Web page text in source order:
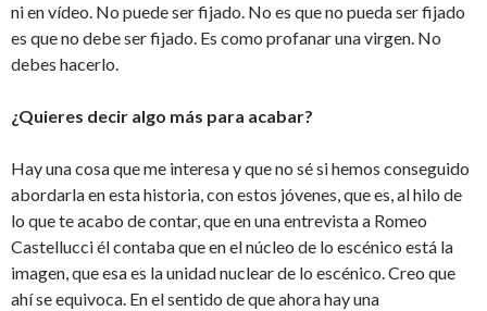
ni en vídeo. No puede ser fijado. No es que no pueda ser fijado
es que no debe ser fijado. Es como profanar una virgen. No
debes hacerlo.
¿Quieres decir algo más para acabar?
Hay una cosa que me interesa y que no sé si hemos conseguido
abordarla en esta historia, con estos jóvenes, que es, al hilo de
lo que te acabo de contar, que en una entrevista a Romeo
Castellucci él contaba que en el núcleo de lo escénico está la
imagen, que esa es la unidad nuclear de lo escénico. Creo que
ahí se equivoca. En el sentido de que ahora hay una